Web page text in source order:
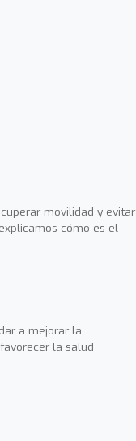
movilidad y evitar
cómo es el
a mejorar la
la salud